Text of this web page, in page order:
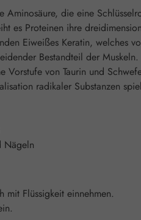
Aminosäure, die eine
es Proteinen ihre
Eiweißes Keratin, welches
Bestandteil der
Vorstufe von Taurin und
radikaler Substanzen
Nägeln
mit Flüssigkeit einnehmen.